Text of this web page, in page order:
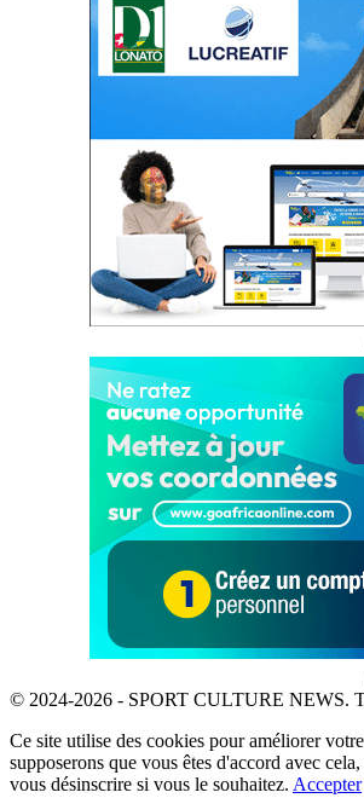
© 2024-2026 - SPORT CULTURE NEWS.
Ce site utilise des cookies pour améliorer
supposerons que vous êtes d'accord avec
vous désinscrire si vous le souhaitez. Accepter